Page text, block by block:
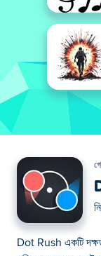
Dot Rush একটি